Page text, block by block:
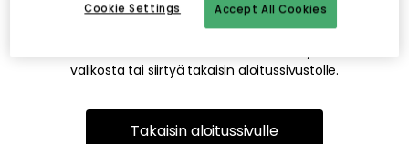
Tämä voi johtua siitä, että sivua ei enää ole tai siitä, että se
on siirretty muualle. Pahoittelemme tästä mahdollisesti
valikosta tai siirtyä takaisin aloitussivustolle.
Takaisin aloitussivulle
Accept All Cookies
Cookie Settings